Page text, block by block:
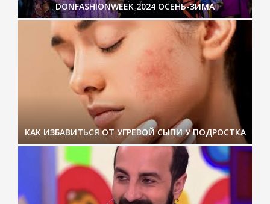
DONFASHIONWEEK 2024 ОСЕНЬ-ЗИМА
КАК ИЗБАВИТЬСЯ ОТ УГРЕВОЙ СЫПИ У ПОДРОСТКА